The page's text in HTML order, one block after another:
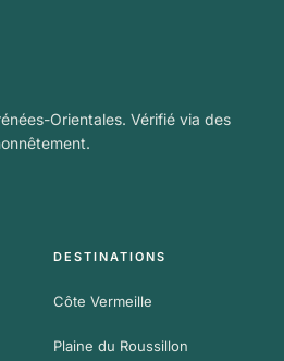
Orientales. Vérifié via des
DESTINATIONS
Côte Vermeille
Plaine du Roussillon